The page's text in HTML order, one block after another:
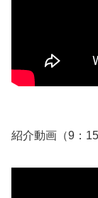
紹介動画（9：